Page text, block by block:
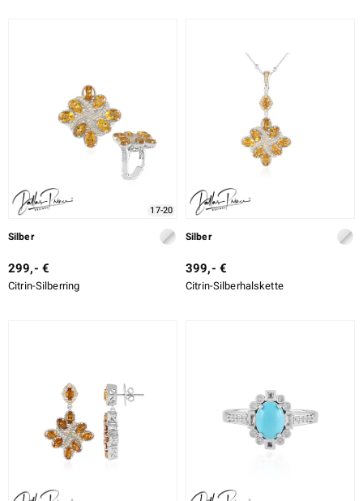
17-20
Silber
299,- €
Citrin-Silberring
Silber
399,- €
Citrin-Silberhalskette